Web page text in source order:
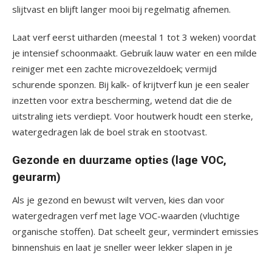
slijtvast en blijft langer mooi bij regelmatig afnemen.
Laat verf eerst uitharden (meestal 1 tot 3 weken) voordat
je intensief schoonmaakt. Gebruik lauw water en een milde
reiniger met een zachte microvezeldoek; vermijd
schurende sponzen. Bij kalk- of krijtverf kun je een sealer
inzetten voor extra bescherming, wetend dat die de
uitstraling iets verdiept. Voor houtwerk houdt een sterke,
watergedragen lak de boel strak en stootvast.
Gezonde en duurzame opties (lage VOC,
geurarm)
Als je gezond en bewust wilt verven, kies dan voor
watergedragen verf met lage VOC-waarden (vluchtige
organische stoffen). Dat scheelt geur, vermindert emissies
binnenshuis en laat je sneller weer lekker slapen in je